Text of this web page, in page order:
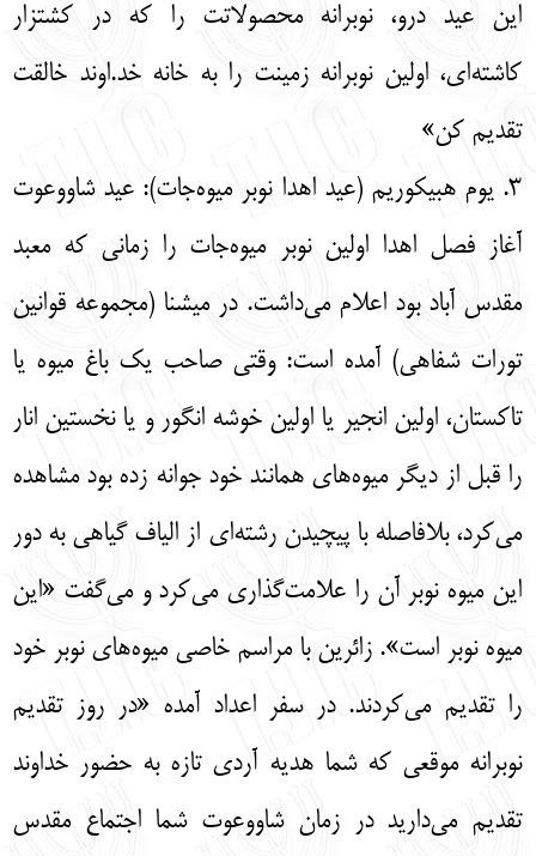
این عید درو، نوبرانه محصولاتت را که در کشتزار
کاشته‌ای، اولین نوبرانه زمینت را به خانه خد.اوند خالقت
تقدیم کن»
3. یوم هبیکوریم (عید اهدا نوبر میوه‌جات): عید شاووعوت
آغاز فصل اهدا اولین نوبر میوه‌جات را زمانی که معبد
مقدس آباد بود اعلام می‌داشت. در میشنا (مجموعه قوانین
تورات شفاهی) آمده است: وقتی صاحب یک باغ میوه یا
تاکستان، اولین انجیر یا اولین خوشه انگور و یا نخستین انار
را قبل از دیگر میوه‌های همانند خود جوانه زده بود مشاهده
می‌کرد، بلافاصله با پیچیدن رشته‌ای از الیاف گیاهی به دور
این میوه نوبر آن را علامت‌گذاری می‌کرد و می‌گفت «این
میوه نوبر است». زائرین با مراسم خاصی میوه‌های نوبر خود
را تقدیم می‌کردند. در سفر اعداد آمده «در روز تقدیم
نوبرانه موقعی که شما هدیه آردی تازه به حضور خداوند
تقدیم می‌دارید در زمان شاووعوت شما اجتماع مقدس